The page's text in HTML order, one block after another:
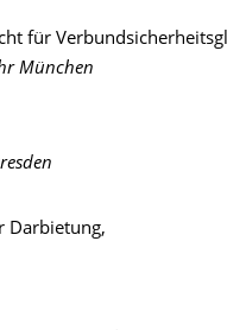
für
München
Darbietung,